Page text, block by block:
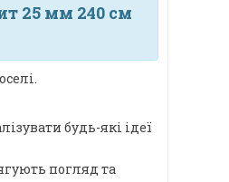
25 мм 240 см
будь-які ідеї
погляд та